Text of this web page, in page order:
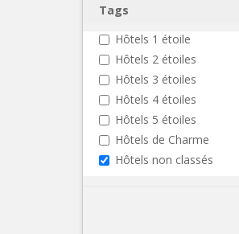
Tags
Hôtels 1 étoile
Hôtels 2 étoiles
Hôtels 3 étoiles
Hôtels 4 étoiles
Hôtels 5 étoiles
Hôtels de Charme
Hôtels non classés